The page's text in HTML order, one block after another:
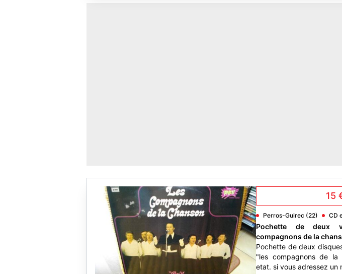
15
Perros-Guirec (22) CD
Pochette de deux
compagnons de la
Pochette de deux
"les compagnons de
etat. si vous adressez un